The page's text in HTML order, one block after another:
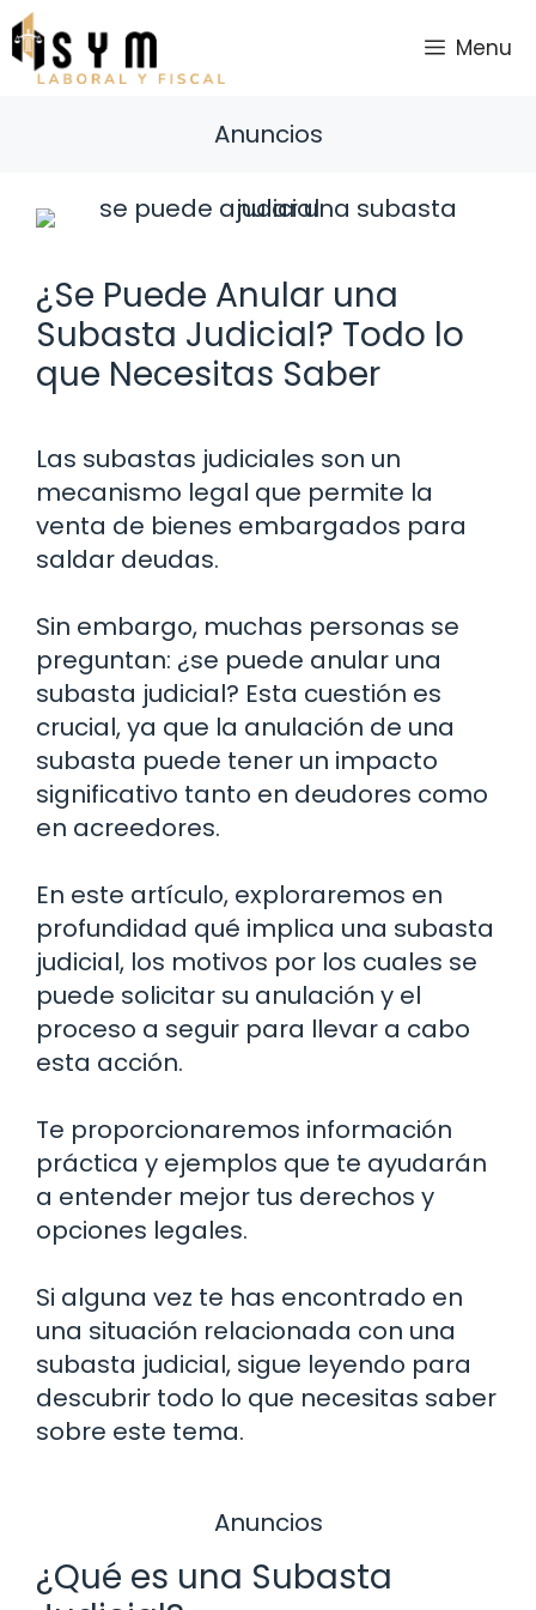
Saltar
al
contenido
Menu
Anuncios
¿Se Puede Anular una
Subasta Judicial? Todo lo
que Necesitas Saber
Las subastas judiciales son un
mecanismo legal que permite la
venta de bienes embargados para
saldar deudas.
Sin embargo, muchas personas se
preguntan: ¿se puede anular una
subasta judicial? Esta cuestión es
crucial, ya que la anulación de una
subasta puede tener un impacto
significativo tanto en deudores como
en acreedores.
En este artículo, exploraremos en
profundidad qué implica una subasta
judicial, los motivos por los cuales se
puede solicitar su anulación y el
proceso a seguir para llevar a cabo
esta acción.
Te proporcionaremos información
práctica y ejemplos que te ayudarán
a entender mejor tus derechos y
opciones legales.
Si alguna vez te has encontrado en
una situación relacionada con una
subasta judicial, sigue leyendo para
descubrir todo lo que necesitas saber
sobre este tema.
Anuncios
¿Qué es una Subasta